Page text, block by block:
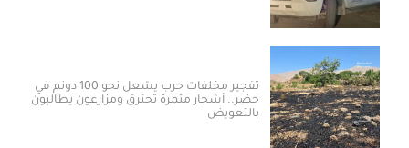
تفجير مخلفات حرب يشعل نحو 100 دونم في
حضر.. أشجار مثمرة تحترق ومزارعون يطالبون
بالتعويض